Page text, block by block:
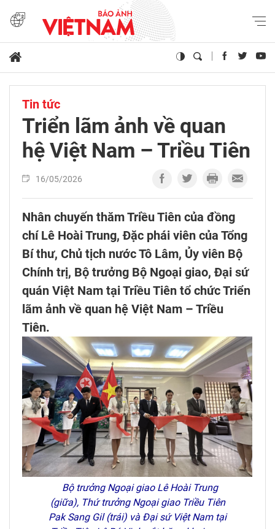
Tin tức
Triển lãm ảnh về quan
hệ Việt Nam – Triều Tiên
16/05/2026
Nhân chuyến thăm Triều Tiên của đồng
chí Lê Hoài Trung, Đặc phái viên của Tổng
Bí thư, Chủ tịch nước Tô Lâm, Ủy viên Bộ
Chính trị, Bộ trưởng Bộ Ngoại giao, Đại sứ
quán Việt Nam tại Triều Tiên tổ chức Triển
lãm ảnh về quan hệ Việt Nam – Triều
Tiên.
Bộ trưởng Ngoại giao Lê Hoài Trung
(giữa), Thứ trưởng Ngoại giao Triều Tiên
Pak Sang Gil (trái) và Đại sứ Việt Nam tại